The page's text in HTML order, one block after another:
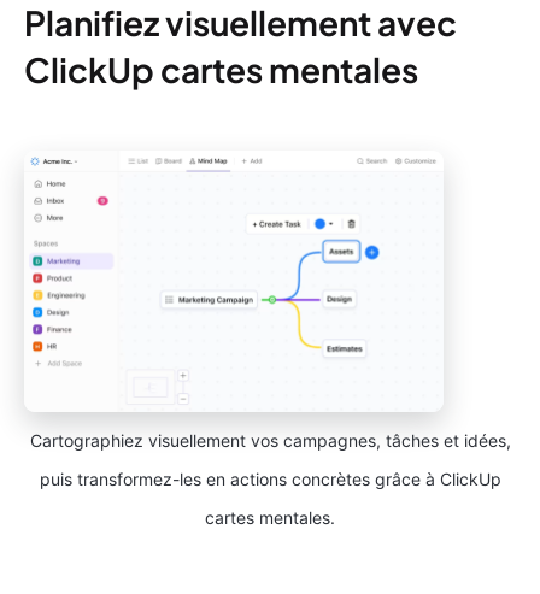
Planifiez visuellement avec
ClickUp cartes mentales
Cartographiez visuellement vos campagnes, tâches et idées,
puis transformez-les en actions concrètes grâce à ClickUp
cartes mentales.